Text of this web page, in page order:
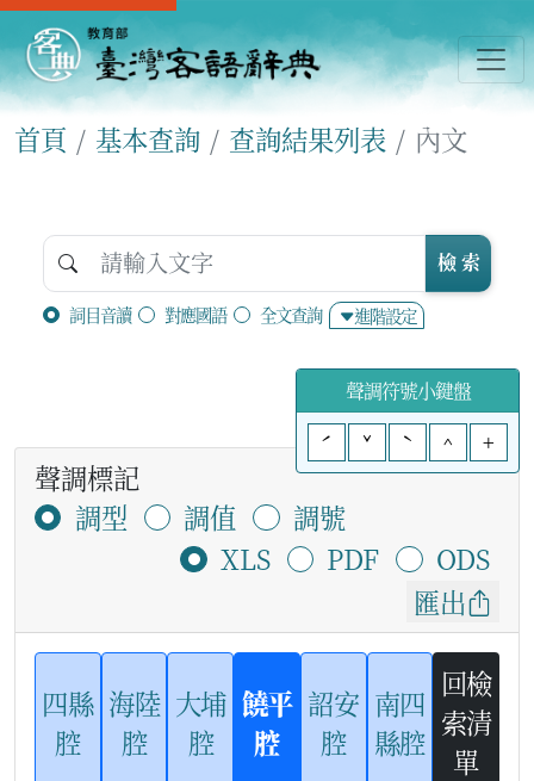
首頁 基本查詢 查詢結果列表 內文
詞目音讀 對應國語 全文查詢 進階設定
檢 索
聲調符號小鍵盤
ˊ
ˇ ˋ ^ +
聲調標記
調型
調值
調號
XLS
PDF
ODS
匯出
四縣
腔
海陸
腔
大埔
腔
饒平
腔
詔安
腔
南四
縣腔
回檢
索清
單